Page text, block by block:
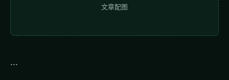
文章配图
...